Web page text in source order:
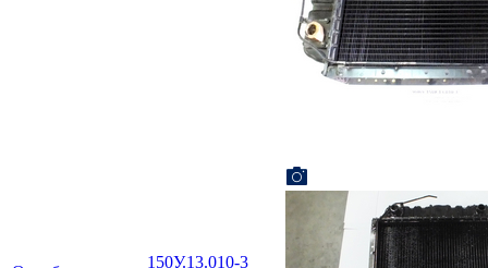
150У.13.010-3